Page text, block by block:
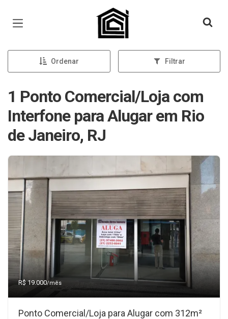
Página inicial
Ordenar Filtrar
1 Ponto Comercial/Loja com
Interfone para Alugar em Rio
de Janeiro, RJ
R$ 19.000/mês
Ponto Comercial/Loja para Alugar com 312m²